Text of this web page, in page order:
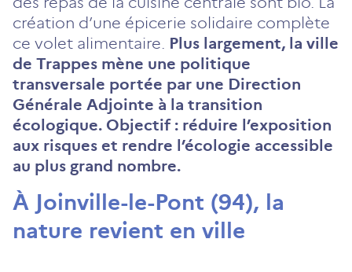
création d’une épicerie solidaire complète
ce volet alimentaire. Plus largement, la ville
de Trappes mène une politique
transversale portée par une Direction
Générale Adjointe à la transition
écologique. Objectif : réduire l’exposition
aux risques et rendre l’écologie accessible
au plus grand nombre.
À Joinville-le-Pont (94), la
nature revient en ville